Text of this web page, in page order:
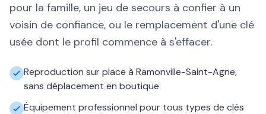
pour la famille, un jeu de secours à confier à un
voisin de confiance, ou le remplacement d'une clé
usée dont le profil commence à s'effacer.
Reproduction sur place à Ramonville-Saint-Agne,
sans déplacement en boutique
Équipement professionnel pour tous types de clés